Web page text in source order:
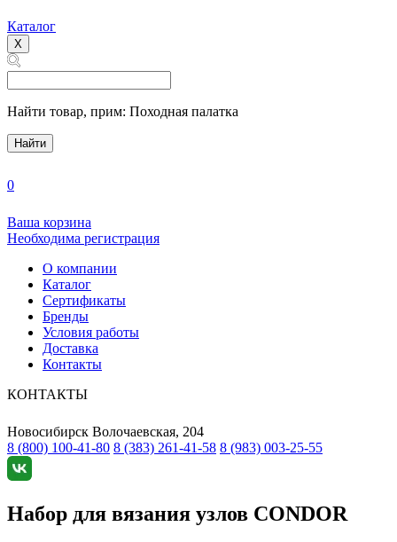
Каталог
X
Найти товар, прим: Походная палатка
Найти
0
Ваша корзина
Необходима регистрация
О компании
Каталог
Сертификаты
Бренды
Условия работы
Доставка
Контакты
КОНТАКТЫ
Новосибирск Волочаевская, 204
8 (800) 100-41-80 8 (383) 261-41-58 8 (983) 003-25-55
Набор для вязания узлов CONDOR